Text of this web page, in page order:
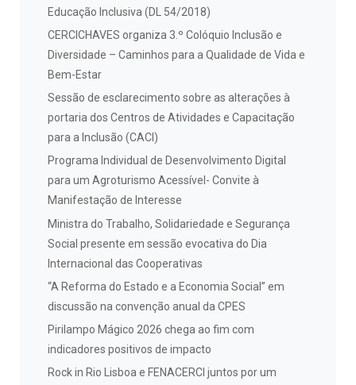
Educação Inclusiva (DL 54/2018)
CERCICHAVES organiza 3.º Colóquio Inclusão e
Diversidade – Caminhos para a Qualidade de Vida e
Bem-Estar
Sessão de esclarecimento sobre as alterações à
portaria dos Centros de Atividades e Capacitação
para a Inclusão (CACI)
Programa Individual de Desenvolvimento Digital
para um Agroturismo Acessível- Convite à
Manifestação de Interesse
Ministra do Trabalho, Solidariedade e Segurança
Social presente em sessão evocativa do Dia
Internacional das Cooperativas
“A Reforma do Estado e a Economia Social” em
discussão na convenção anual da CPES
Pirilampo Mágico 2026 chega ao fim com
indicadores positivos de impacto
Rock in Rio Lisboa e FENACERCI juntos por um